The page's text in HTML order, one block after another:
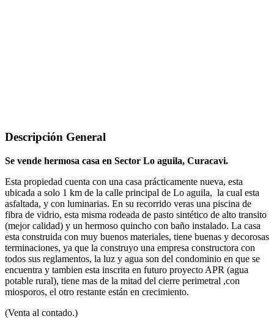
Descripción General
Se vende hermosa casa en Sector Lo aguila, Curacavi.
Esta propiedad cuenta con una casa prácticamente nueva, esta
ubicada a solo 1 km de la calle principal de Lo aguila, la cual esta
asfaltada, y con luminarias. En su recorrido veras una piscina de
fibra de vidrio, esta misma rodeada de pasto sintético de alto transito
(mejor calidad) y un hermoso quincho con baño instalado. La casa
esta construida con muy buenos materiales, tiene buenas y decorosas
terminaciones, ya que la construyo una empresa constructora con
todos sus reglamentos, la luz y agua son del condominio en que se
encuentra y tambien esta inscrita en futuro proyecto APR (agua
potable rural), tiene mas de la mitad del cierre perimetral ,con
miosporos, el otro restante están en crecimiento.
(Venta al contado.)